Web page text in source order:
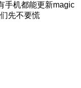
手机都能更新magic
先不要慌